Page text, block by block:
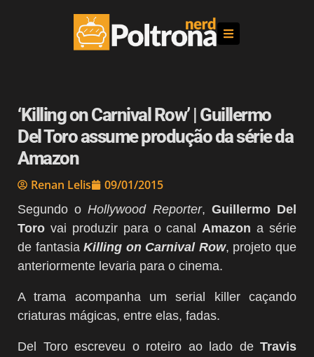
‘Killing on Carnival Row’ | Guillermo
Del Toro assume produção da série da
Amazon
Renan Lelis 09/01/2015
Segundo oHollywood Reporter, Guillermo Del
Toro vai produzir para o canal Amazon a série
de fantasiaKilling on Carnival Row, projeto que
anteriormente levaria para o cinema.
A trama acompanha um serial killer caçando
criaturas mágicas, entre elas, fadas.
Del Toro escreveu o roteiro ao lado de Travis